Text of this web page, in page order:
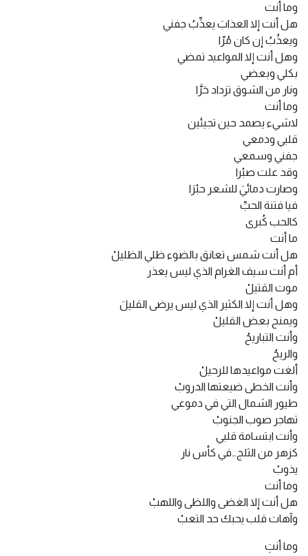
وما أنت
هل أنت إلا العذابَ يعذِّبُ جفني
ويعذُبُ إن كان مُرّا
وهل أنت إلا المواعيد تمضي
بكلي وبعضي
ونار من الشوق تزداد حَرَّا
وما أنت
لاشيء يصمد حين تجيئين
قلبي ودمعي
جفني وسمعي
وقد علت صبْرا
وصارت دمائيَ للشعر حبْرَا
فيا فتنة الحبِّ
كالحب كُبرى
ما أنت
هل أنت شمس تعانق بالضوء ظلي الظليلْ
أم أنت سيف الغرام الذي ليس يعذر
موت القتيلْ
وهل أنت إلا الكثير الذي ليس يرضى القليلَ
ويمنح بعض القليلْ
وأنت التباريحُ
والريحُ
ألغت مواعيدها للرحيلْ
وأنت الخطى ضيعتها الدروبْ
طيور الشمال التي في دموعي
تهاجر صوب الجنوبْ
وأنت ابتسامة قلبي
كزهر من الثلج…في كأس نار
يذوبْ
وما أنت
هل أنت إلا الغضى واللظى واللهبْ
وآهات قلب يحبك حد التعبْ
وما أنتِ